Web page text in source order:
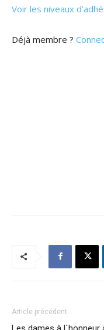
Voir les niveaux
Déjà membre ?
Article précédent